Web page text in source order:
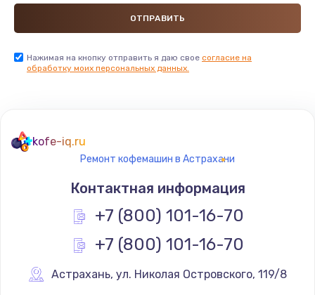
Заказать
Ремонт дренажа
2400 руб.
Ремонт электронного узла
Заказать
Нажимая на кнопку отправить я даю свое согласие на
обработку моих персональных данных.
kofe-iq.ru
Ремонт кофемашин в Астрахани
Контактная информация
+7 (800) 101-16-70
+7 (800) 101-16-70
Астрахань, ул. Николая Островского, 119/8